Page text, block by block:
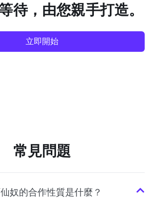
待，由您親手打造。
立即開始
常見問題
奴的合作性質是什麼？